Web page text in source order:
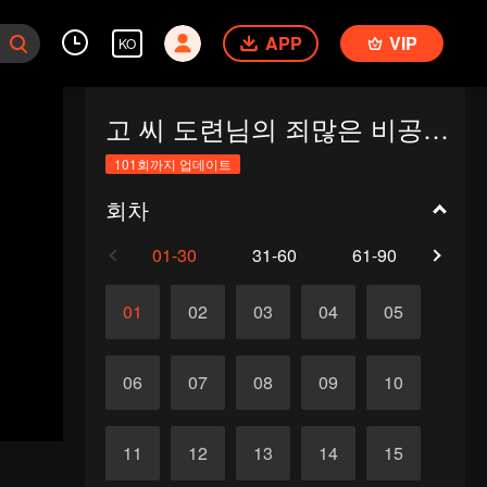
KO APP VIP
고 씨 도련님의 죄많은 비공개 아내
101회까지 업데이트
회차
01-30 31-60 61-90
01 02 03 04 05
06 07 08 09 10
11 12 13 14 15